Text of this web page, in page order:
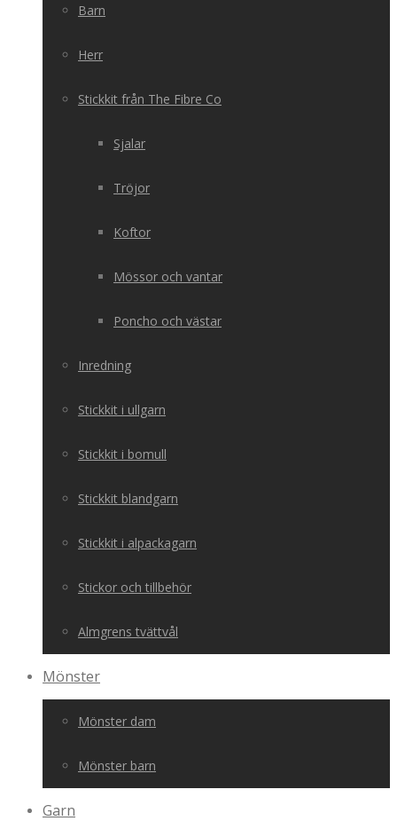
Barn
Herr
Stickkit från The Fibre Co
Sjalar
Tröjor
Koftor
Mössor och vantar
Poncho och västar
Inredning
Stickkit i ullgarn
Stickkit i bomull
Stickkit blandgarn
Stickkit i alpackagarn
Stickor och tillbehör
Almgrens tvättvål
Mönster
Mönster dam
Mönster barn
Garn